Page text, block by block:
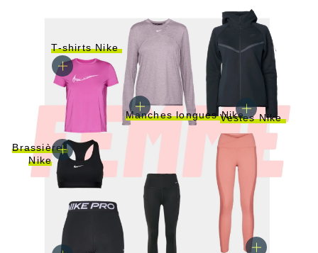
T-shirts Nike
Manches longues NikeVestes Nike
Brassières
Nike